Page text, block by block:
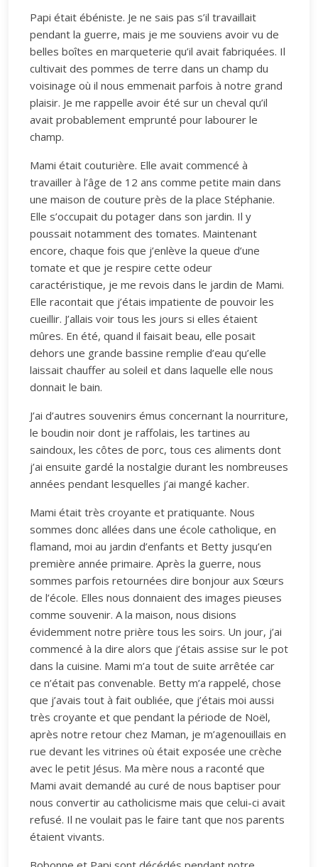
Papi était ébéniste. Je ne sais pas s’il travaillait
pendant la guerre, mais je me souviens avoir vu de
belles boîtes en marqueterie qu’il avait fabriquées. Il
cultivait des pommes de terre dans un champ du
voisinage où il nous emmenait parfois à notre grand
plaisir. Je me rappelle avoir été sur un cheval qu’il
avait probablement emprunté pour labourer le
champ.
Mami était couturière. Elle avait commencé à
travailler à l’âge de 12 ans comme petite main dans
une maison de couture près de la place Stéphanie.
Elle s’occupait du potager dans son jardin. Il y
poussait notamment des tomates. Maintenant
encore, chaque fois que j’enlève la queue d’une
tomate et que je respire cette odeur
caractéristique, je me revois dans le jardin de Mami.
Elle racontait que j’étais impatiente de pouvoir les
cueillir. J’allais voir tous les jours si elles étaient
mûres. En été, quand il faisait beau, elle posait
dehors une grande bassine remplie d’eau qu’elle
laissait chauffer au soleil et dans laquelle elle nous
donnait le bain.
J’ai d’autres souvenirs émus concernant la nourriture,
le boudin noir dont je raffolais, les tartines au
saindoux, les côtes de porc, tous ces aliments dont
j’ai ensuite gardé la nostalgie durant les nombreuses
années pendant lesquelles j’ai mangé kacher.
Mami était très croyante et pratiquante. Nous
sommes donc allées dans une école catholique, en
flamand, moi au jardin d’enfants et Betty jusqu’en
première année primaire. Après la guerre, nous
sommes parfois retournées dire bonjour aux Sœurs
de l’école. Elles nous donnaient des images pieuses
comme souvenir. A la maison, nous disions
évidemment notre prière tous les soirs. Un jour, j’ai
commencé à la dire alors que j’étais assise sur le pot
dans la cuisine. Mami m’a tout de suite arrêtée car
ce n’était pas convenable. Betty m’a rappelé, chose
que j’avais tout à fait oubliée, que j’étais moi aussi
très croyante et que pendant la période de Noël,
après notre retour chez Maman, je m’agenouillais en
rue devant les vitrines où était exposée une crèche
avec le petit Jésus. Ma mère nous a raconté que
Mami avait demandé au curé de nous baptiser pour
nous convertir au catholicisme mais que celui-ci avait
refusé. Il ne voulait pas le faire tant que nos parents
étaient vivants.